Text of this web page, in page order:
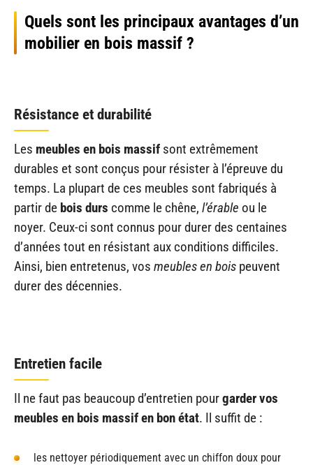
Quels sont les principaux avantages d’un
mobilier en bois massif ?
Résistance et durabilité
Les meubles en bois massif sont extrêmement
durables et sont conçus pour résister à l’épreuve du
temps. La plupart de ces meubles sont fabriqués à
partir de bois durs comme le chêne, l’érable ou le
noyer. Ceux-ci sont connus pour durer des centaines
d’années tout en résistant aux conditions difficiles.
Ainsi, bien entretenus, vos meubles en bois peuvent
durer des décennies.
Entretien facile
Il ne faut pas beaucoup d’entretien pourgarder vos
meubles en bois massif en bon état. Il suffit de :
les nettoyer périodiquement avec un chiffon doux pour